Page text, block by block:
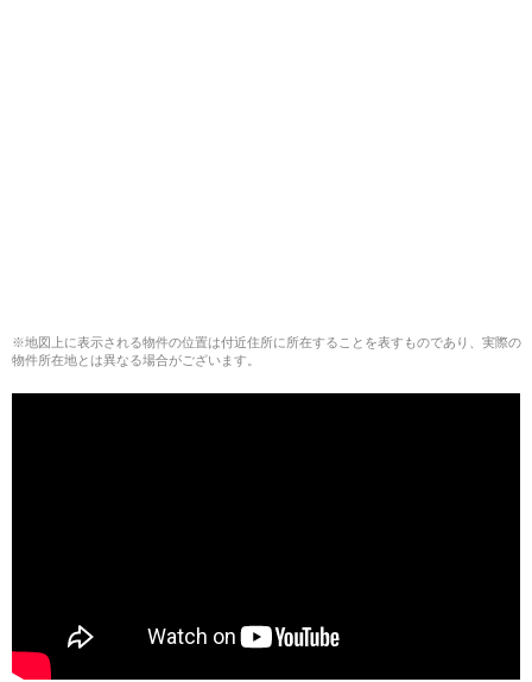
※地図上に表示される物件の位置は付近住所に所在することを表すものであり、実際の
物件所在地とは異なる場合がございます。